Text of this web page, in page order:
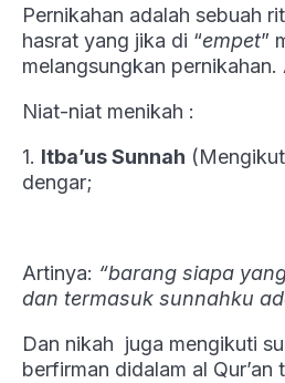
Pernikahan adalah sebuah
hasrat yang jika di “empet”
melangsungkan
Niat-niat menikah :
1. Itba’us Sunnah
dengar;
Artinya: “barang siapa
dan termasuk sunnahku
Dan nikah juga mengikuti
berfirman didalam al